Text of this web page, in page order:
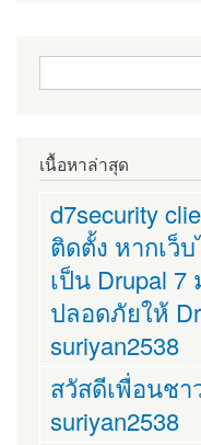
ฟอร์มค้นหา
เนื้อหาล่าสุด
d7security
ติดตั้ง หากเว็
เป็น Drupal
ปลอดภัยให้
suriyan2538
สวัสดีเพื่อนชา
suriyan2538